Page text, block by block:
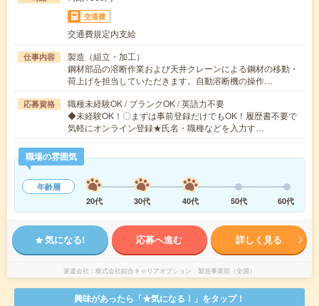
交通費
交通費規定内支給
仕事内容
製造（組立・加工）
鋼材部品の溶断作業および天井クレーンによる鋼材の移動・
荷上げを担当していただきます。自動溶断機の操作…
応募資格
職種未経験OK / ブランクOK / 英語力不要
◆未経験OK！〇まずは事前登録だけでもOK！履歴書不要で
気軽にオンライン登録★氏名・職種などを入力す…
職場の雰囲気
年齢層
20代
30代 40代 50代 60代
気になる! 応募へ進む 詳しく見る
派遣会社 株式会社綜合キャリアオプション 製造事業部（全国）
興味があったら「★気になる！」をタップ！